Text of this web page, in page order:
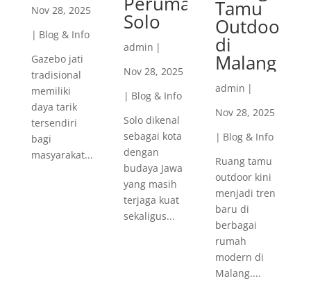
Nov 28, 2025
| Blog & Info
Gazebo jati
tradisional
memiliki
daya tarik
tersendiri
bagi
masyarakat...
Solo
admin |
Nov 28, 2025
| Blog & Info
Solo dikenal
sebagai kota
dengan
budaya Jawa
yang masih
terjaga kuat
sekaligus...
Tamu
Outdoor
di
Malang
admin |
Nov 28, 2025
| Blog & Info
Ruang tamu
outdoor kini
menjadi tren
baru di
berbagai
rumah
modern di
Malang....